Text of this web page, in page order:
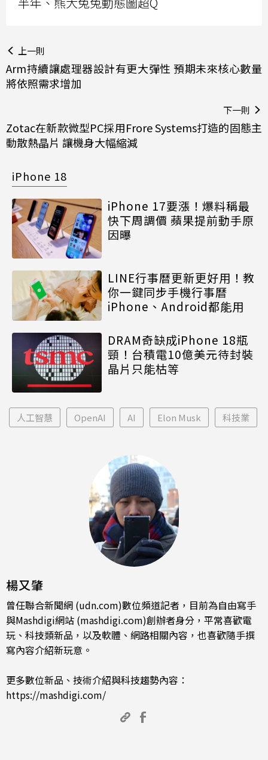
上一則
Arm持續讓處理器設計有更大彈性 預期未來核心數量
將依照需求增加
下一則
Zotac在新款微型PC採用Frore Systems打造的固態主
動散熱晶片 讓機身大幅縮減
iPhone 18
iPhone 17要漲！爆料稱最
快下周調價 蘋果提前動手原
因曝
LINE行事曆更新更好用！教
你一鍵同步手機行事曆
iPhone、Android都能用
DRAM奇缺成iPhone 18瓶
頸！台積電10億美元待封裝
晶片只能枯等
人工智慧 OpenAI AI Elon Musk 科技業
楊又肇
曾任聯合新聞網 (udn.com)數位頻道記者，目前為自由寫手
與Mashdigi網站 (mashdigi.com)創辦者身分，平常喜歡電
玩、科技類新品，以及軟體、網路相關內容，也喜歡隨手撰
寫內容介紹新玩意。
更多數位新品、技術介紹與科技趨勢內容：
https://mashdigi.com/